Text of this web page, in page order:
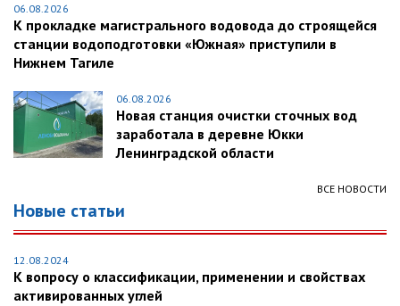
06.08.2026
К прокладке магистрального водовода до строящейся
станции водоподготовки «Южная» приступили в
Нижнем Тагиле
06.08.2026
Новая станция очистки сточных вод
заработала в деревне Юкки
Ленинградской области
ВСЕ НОВОСТИ
Новые статьи
12.08.2024
К вопросу о классификации, применении и свойствах
активированных углей